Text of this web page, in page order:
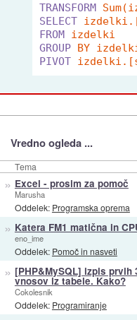
TRANSFORM
SELECT
FROM izdelki
GROUP BY
PIVOT
Vredno ogleda ...
Tema
» Excel - prosim za pomoč
Marusha
Oddelek: Programska oprema
» Katera FM1 matična in
eno_ime
Oddelek: Pomoč in nasveti
» [PHP&MySQL] izpis
vnosov iz tabele. Kako?
Cokolesnik
Oddelek: Programiranje